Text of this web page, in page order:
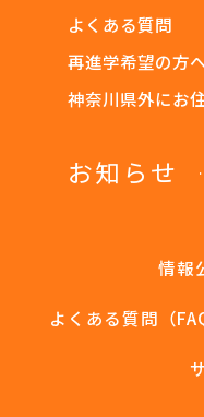
よくある質問
再進学希望の方
神奈川県外にお
お知らせ
情報
よくある質問（